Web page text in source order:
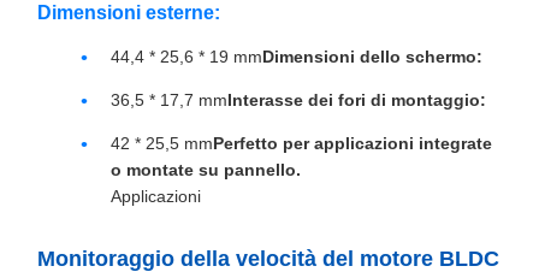
Dimensioni esterne:
44,4 * 25,6 * 19 mmDimensioni dello schermo:
36,5 * 17,7 mmInterasse dei fori di montaggio:
42 * 25,5 mmPerfetto per applicazioni integrate
o montate su pannello.
Applicazioni
Monitoraggio della velocità del motore BLDC